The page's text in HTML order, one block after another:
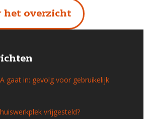
het overzicht
gaat in: gevolg voor gebruikelijk
vrijgesteld?